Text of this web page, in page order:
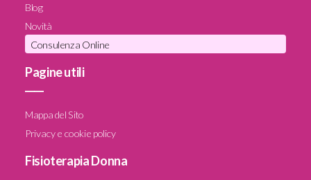
Blog
Novità
Consulenza Online
Pagine utili
Mappa del Sito
Privacy e cookie policy
Fisioterapia Donna